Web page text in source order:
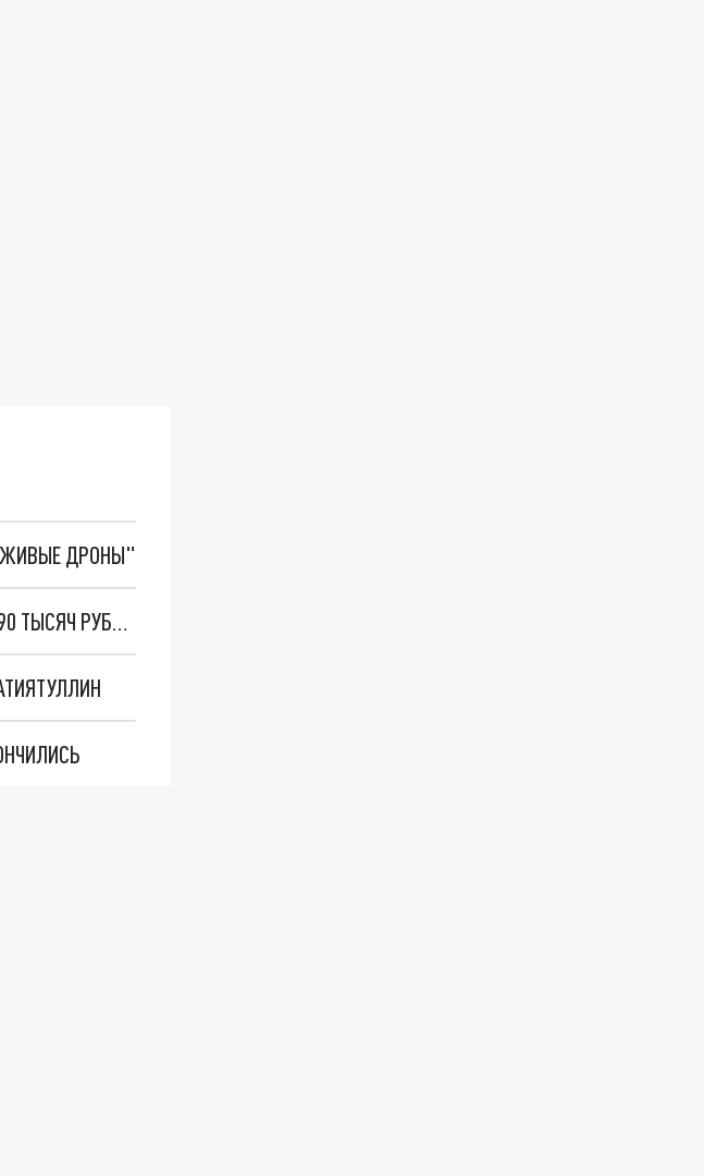
ДРОНЫ"
ВИНОВНЫХ В СБРОСЕ НЕФТИ В КЛЯЗЬМУ ПОД ВЛАДИМИРОМ ОШТРАФУЮТ НА 490 ТЫСЯЧ РУБЛЕЙ